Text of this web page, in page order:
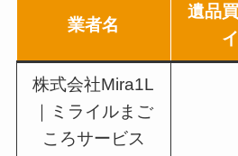
業者名
遺品
株式会社Mira1L
｜ミライルまご
ころサービス